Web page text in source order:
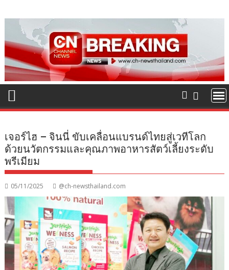
to
content
เจอร์ไฮ – จินนี่ ขับเคลื่อนแบรนด์ไทยสู่เวทีโลก
ด้วยนวัตกรรมและคุณภาพอาหารสัตว์เลี้ยงระดับ
พรีเมียม
05/11/2025 @ch-newsthailand.com